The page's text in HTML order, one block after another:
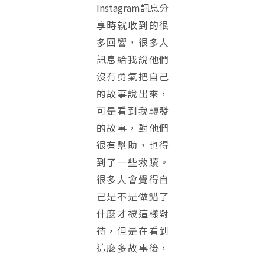
Instagram訊息分
享時就收到的很
多回響，很多人
訊息給我說他們
沒有勇氣把自己
的故事說出來，
可是看到我轉發
的故事，對他們
很有幫助，也得
到了一些救贖。
很多人會覺得自
己是不是做錯了
什麼才被這樣對
待，但是在看到
這麼多故事後，